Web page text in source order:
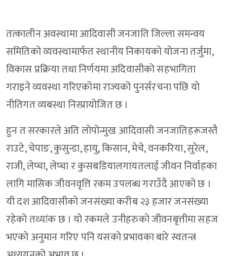
तत्कालीन अवस्थामा आदिवासी जनजाति जिल्ला समन्वय
समितिको व्यवस्थामार्फत स्थानीय निकायको योजना तर्जुमा,
विकास प्रक्रिया तथा निर्णयमा अदिवासीको सहभागिता
गराइने व्यवस्था गरिएकोमा राज्यको पुनर्सरचना पछि यो
नीतिगत व्यबस्था निस्प्रायोजित छ ।
हुन त सरकारले अति लोपोन्मुख आदिवासी जनजातिहरूजस्तै
राउटे, चेपाङ, कुसुन्डा, हायु, किसान, मेचे, वनकरिया, सुरेल,
राजी, लेप्चा, लेप्चा र कुसबडियालगायतलाई जीवन निर्वाहका
लागि मासिक जीवनवृत्ति रकम उपलब्ध गराउँदै आएको छ ।
यी दश आदिवासीको जनसंख्या करीब २३ हजार जनसंख्या
रहेको तथ्यांक छ । यो रकमले उनीहरुको जीवनबृत्तीमा सहज
भएको अनुमान गरिए पनि यसको प्रभावका बारे स्वतन्त्र